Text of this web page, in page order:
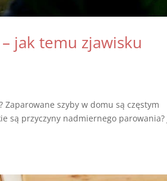
jak temu zjawisku
szyby w domu są częstym
są przyczyny nadmiernego parowania?